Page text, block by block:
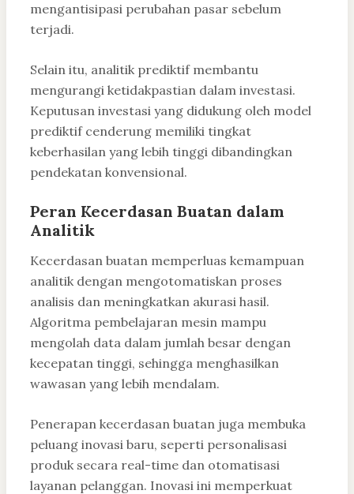
mengantisipasi perubahan pasar sebelum
terjadi.
Selain itu, analitik prediktif membantu
mengurangi ketidakpastian dalam investasi.
Keputusan investasi yang didukung oleh model
prediktif cenderung memiliki tingkat
keberhasilan yang lebih tinggi dibandingkan
pendekatan konvensional.
Peran Kecerdasan Buatan dalam
Analitik
Kecerdasan buatan memperluas kemampuan
analitik dengan mengotomatiskan proses
analisis dan meningkatkan akurasi hasil.
Algoritma pembelajaran mesin mampu
mengolah data dalam jumlah besar dengan
kecepatan tinggi, sehingga menghasilkan
wawasan yang lebih mendalam.
Penerapan kecerdasan buatan juga membuka
peluang inovasi baru, seperti personalisasi
produk secara real-time dan otomatisasi
layanan pelanggan. Inovasi ini memperkuat